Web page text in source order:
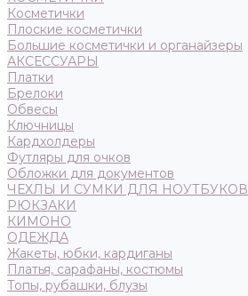
Косметички
Плоские косметички
Большие косметички и органайзеры
АКСЕССУАРЫ
Платки
Брелоки
Обвесы
Ключницы
Кардхолдеры
Футляры для очков
Обложки для документов
ЧЕХЛЫ И СУМКИ ДЛЯ НОУТБУКОВ
РЮКЗАКИ
КИМОНО
ОДЕЖДА
Жакеты, юбки, кардиганы
Платья, сарафаны, костюмы
Топы, рубашки, блузы